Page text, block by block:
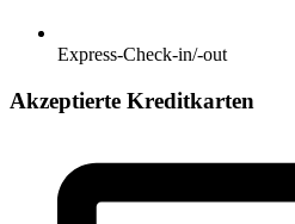
Express-Check-in/-out
Akzeptierte Kreditkarten